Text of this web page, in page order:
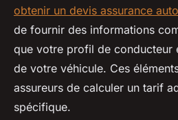
obtenir un devis assurance auto
de fournir des informations
que votre profil de conducteur
de votre véhicule. Ces
assureurs de calculer un tarif
spécifique.